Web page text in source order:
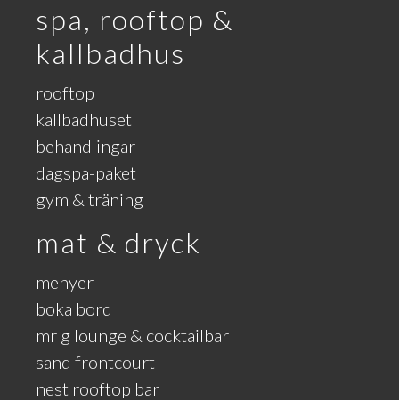
spa, rooftop &
kallbadhus
rooftop
kallbadhuset
behandlingar
dagspa-paket
gym & träning
mat & dryck
menyer
boka bord
mr g lounge & cocktailbar
sand frontcourt
nest rooftop bar